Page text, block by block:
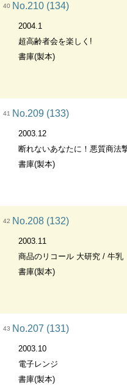
40 No.210 (134)
2004.1
超高齢者会を楽しく!
書庫(製本)
41 No.209 (133)
2003.12
断れないあなたに！悪質商法
書庫(製本)
42 No.208 (132)
2003.11
商品のリコール 大研究 / 牛乳
書庫(製本)
43 No.207 (131)
2003.10
電子レンジ
書庫(製本)